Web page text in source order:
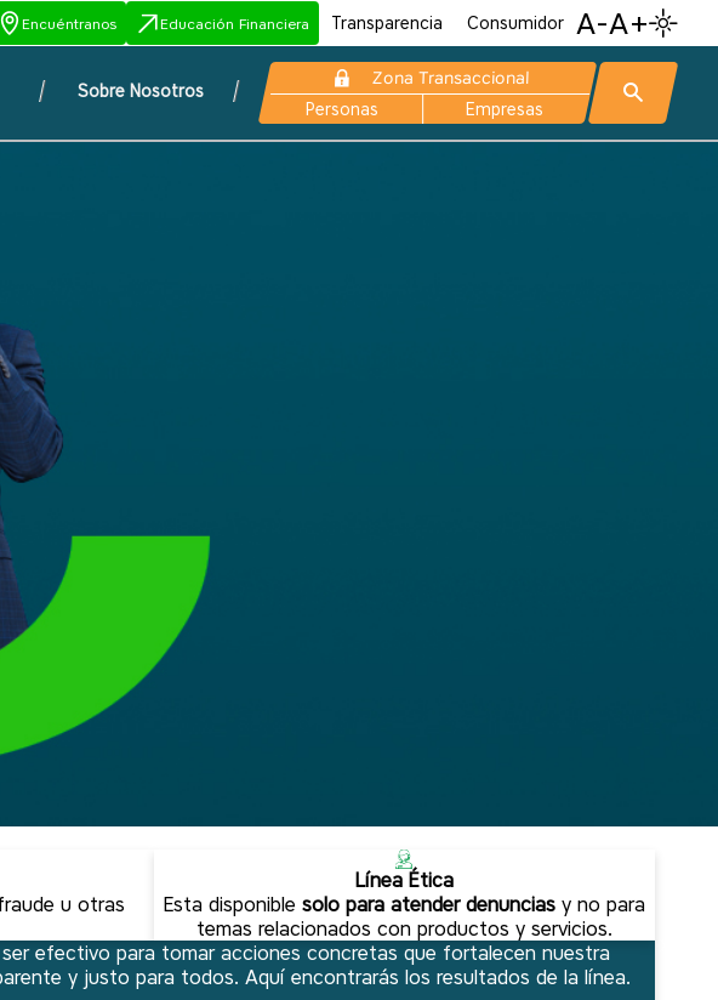
Encuéntranos Educación Financiera Transparencia Consumidor A-A+
Sobre Nosotros
Zona Transaccional
Personas
Empresas
a tu disposición la Línea Ética del Banco Popular.
u otras
Línea Ética
Esta disponiblesolo para atender denunciasy no para
temas relacionados con productos y servicios.
efectivo para tomar acciones concretas que fortalecen nuestra
y justo para todos. Aquí encontrarás los resultados de la línea.